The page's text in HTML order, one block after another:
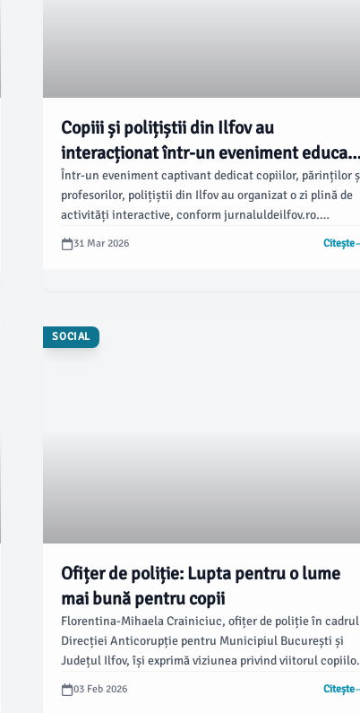
Copiii și polițiștii din Ilfov au
interacționat într-un eveniment
captivant
Într-un eveniment captivant dedicat copiilor, părinților
profesorilor, polițiștii din Ilfov au organizat o zi plină de
activități interactive, conform jurnaluldeilfov.ro.
Participanții au avut ocazia să exploreze standuri
informative și să participe la demonstrații despre
31 Mar 2026 Citește
SOCIAL
Ofițer de poliție: Lupta pentru o lume
mai bună pentru copii
Florentina-Mihaela Crainiciuc, ofițer de poliție în cadrul
Direcției Anticorupție pentru Municipiul București și
Județul Ilfov, își exprimă viziunea privind viitorul
și responsabilitatea de a construi o societate dreaptă.
Într-un interviu oferit jurnaluldeilfov.ro, Crainiciuc
03 Feb 2026 Citește